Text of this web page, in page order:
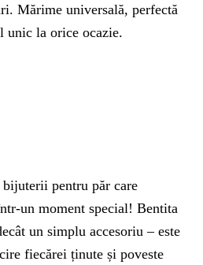
Mărime universală, perfectă
unic la orice ocazie.
pentru păr care
un moment special! Bentita
un simplu accesoriu – este
fiecărei ținute și poveste